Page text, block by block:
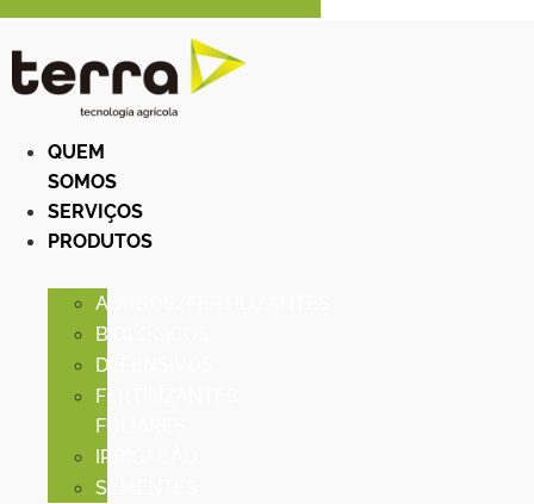
QUEM
SOMOS
SERVIÇOS
PRODUTOS
ADUBOS/FERTILIZANTES
BIOLOGICOS
DEFENSIVOS
FERTILIZANTES
FOLIARES
IRRIGACÃO
SEMENTES